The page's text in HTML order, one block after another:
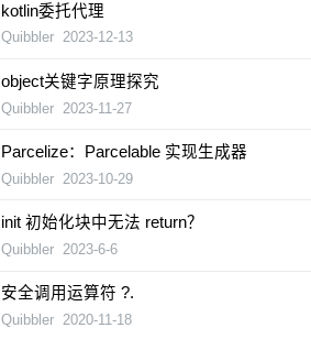
kotlin委托代理
Quibbler 2023-12-13
object关键字原理探究
Quibbler 2023-11-27
Parcelize：Parcelable 实现生成器
Quibbler 2023-10-29
init 初始化块中无法 return？
Quibbler 2023-6-6
安全调用运算符 ?.
Quibbler 2020-11-18